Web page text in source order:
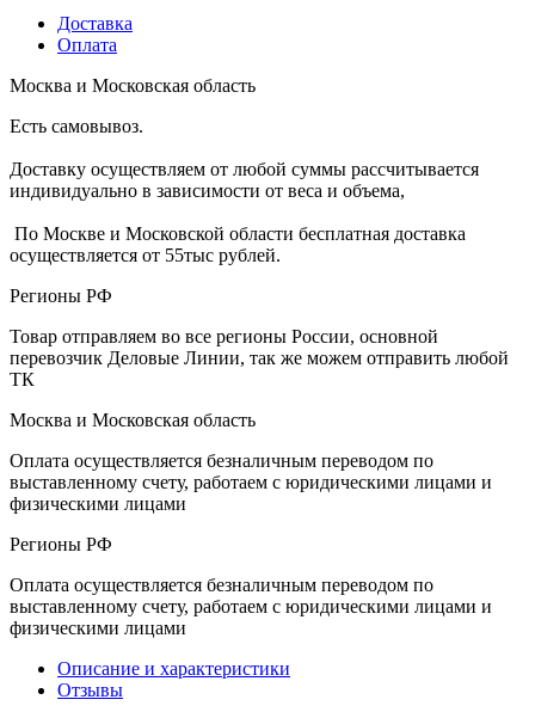
Доставка
Оплата
Москва и Московская область
Есть самовывоз.
Доставку осуществляем от любой суммы рассчитывается
индивидуально в зависимости от веса и объема,
По Москве и Московской области бесплатная доставка
осуществляется от 55тыс рублей.
Регионы РФ
Товар отправляем во все регионы России, основной
перевозчик Деловые Линии, так же можем отправить любой
ТК
Москва и Московская область
Оплата осуществляется безналичным переводом по
выставленному счету, работаем с юридическими лицами и
физическими лицами
Регионы РФ
Оплата осуществляется безналичным переводом по
выставленному счету, работаем с юридическими лицами и
физическими лицами
Описание и характеристики
Отзывы